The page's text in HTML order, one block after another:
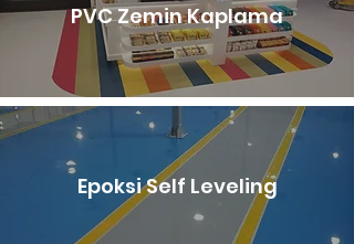
PVC Zemin Kaplama
Epoksi Self Leveling